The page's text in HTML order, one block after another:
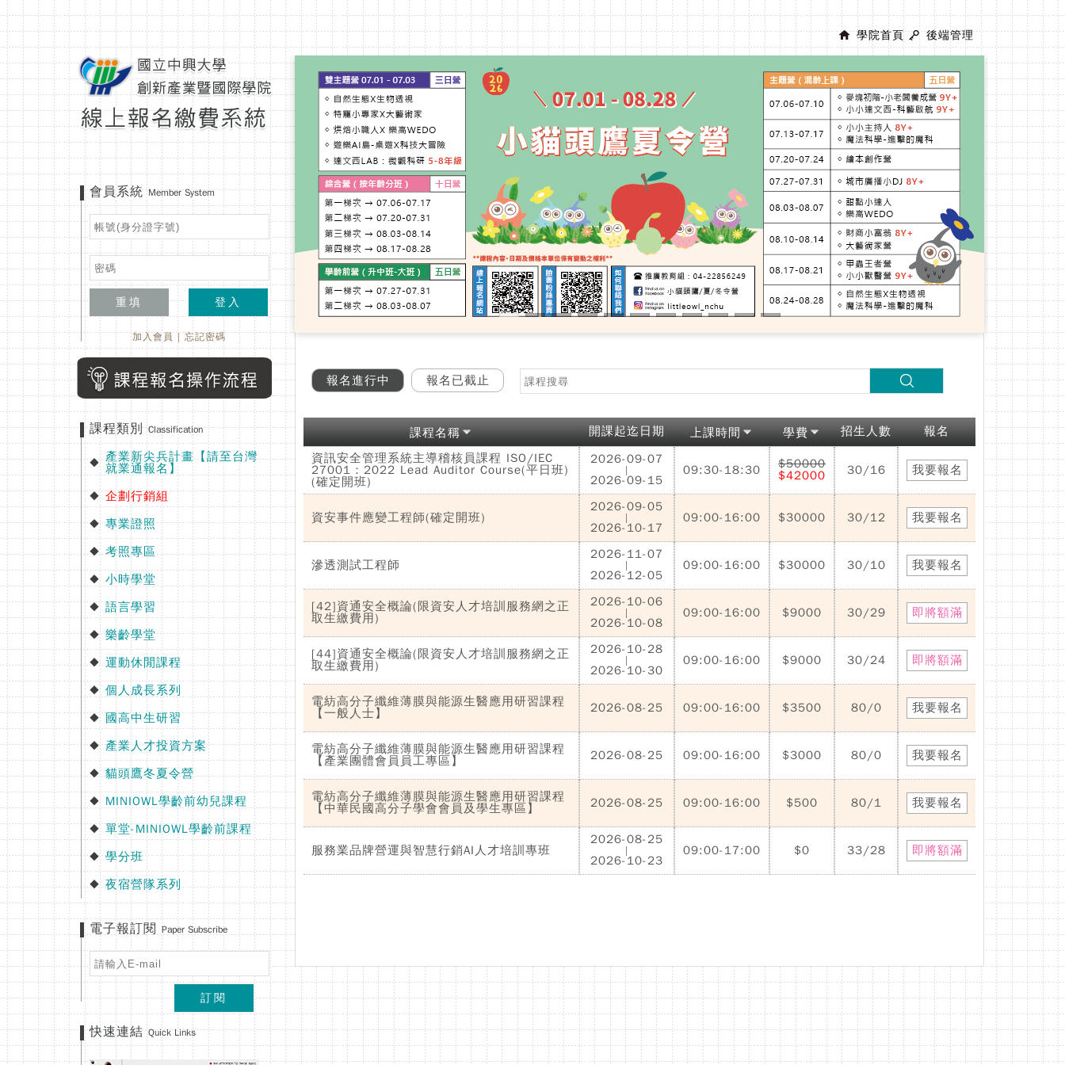
學院首頁 後端管理
會員系統Member System
重填 登入
加入會員|忘記密碼
課程類別Classification
◆ 產業新尖兵計畫【請至台灣
就業通報名】
◆ 企劃行銷組
◆ 專業證照
◆ 考照專區
◆ 小時學堂
◆ 語言學習
◆ 樂齡學堂
◆ 運動休閒課程
◆ 個人成長系列
◆ 國高中生研習
◆ 產業人才投資方案
◆ 貓頭鷹冬夏令營
◆ MINIOWL學齡前幼兒課程
◆ 單堂-MINIOWL學齡前課程
◆ 學分班
◆ 夜宿營隊系列
電子報訂閱 Paper Subscribe
訂閱
快速連結Quick Links
報名進行中 報名已截止
課程名稱 開課起迄日期 上課時間 學費 招生人數
報名
資訊安全管理系統主導稽核員課程 ISO/IEC
27001：2022 Lead Auditor Course(平日班)
(確定開班)
2026-09-07
|
2026-09-15
09:30-18:30
$50000
$42000
30/16 我要報名
資安事件應變工程師(確定開班)
2026-09-05
|
2026-10-17
09:00-16:00 $30000 30/12 我要報名
滲透測試工程師
2026-11-07
|
2026-12-05
09:00-16:00 $30000 30/10 我要報名
[42]資通安全概論(限資安人才培訓服務網之正
取生繳費用)
2026-10-06
|
2026-10-08
09:00-16:00 $9000 30/29 即將額滿
[44]資通安全概論(限資安人才培訓服務網之正
取生繳費用)
2026-10-28
|
2026-10-30
09:00-16:00 $9000 30/24 即將額滿
電紡高分子纖維薄膜與能源生醫應用研習課程
【一般人士】
2026-08-25 09:00-16:00 $3500 80/0 我要報名
電紡高分子纖維薄膜與能源生醫應用研習課程
【產業團體會員員工專區】
2026-08-25 09:00-16:00 $3000 80/0 我要報名
電紡高分子纖維薄膜與能源生醫應用研習課程
【中華民國高分子學會會員及學生專區】
2026-08-25 09:00-16:00 $500 80/1 我要報名
服務業品牌營運與智慧行銷AI人才培訓專班
2026-08-25
|
2026-10-23
09:00-17:00 $0 33/28 即將額滿